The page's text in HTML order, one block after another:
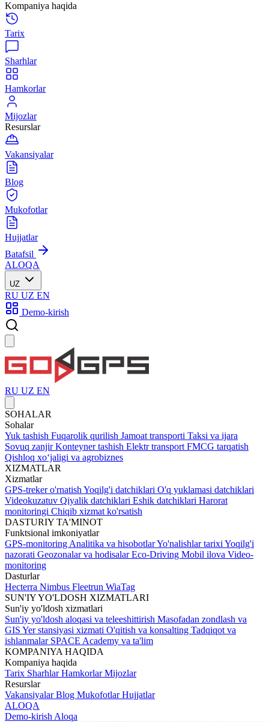
Kompaniya haqida
Tarix
Sharhlar
Hamkorlar
Mijozlar
Resurslar
Vakansiyalar
Blog
Mukofotlar
Hujjatlar
Batafsil
ALOQA
UZ
RU UZ EN
Demo-kirish
RU UZ EN
SOHALAR
Sohalar
Yuk tashish Fuqarolik qurilish Jamoat transporti Taksi va ijara
Sovuq zanjirKonteyner tashish Elektr transport FMCG tarqatish
Qishloq xoʻjaligi va agrobiznes
XIZMATLAR
Xizmatlar
GPS-treker o'rnatish Yoqilg'i datchiklari O'q yuklamasi datchiklari
Videokuzatuv Qiyalik datchiklari Eshik datchiklari Harorat
monitoringi Chiqib xizmat ko'rsatish
DASTURIY TA'MINOT
Funktsional imkoniyatlar
GPS-monitoring Analitika va hisobotlarYo'nalishlar tarixi Yoqilg'i
nazorati Geozonalar va hodisalarEco-Driving Mobil ilova Video-
monitoring
Dasturlar
Hecterra Nimbus Fleetrun WiaTag
SUN'IY YO'LDOSH XIZMATLARI
Sun'iy yo'ldosh xizmatlari
Sun'iy yo'ldosh aloqasi va teleeshittirish Masofadan zondlash va
GIS Yer stansiyasi xizmati O'qitish va konsalting Tadqiqot va
ishlanmalar SPACE Academy va ta'lim
KOMPANIYA HAQIDA
Kompaniya haqida
Tarix SharhlarHamkorlarMijozlar
Resurslar
VakansiyalarBlog MukofotlarHujjatlar
ALOQA
Demo-kirish Aloqa